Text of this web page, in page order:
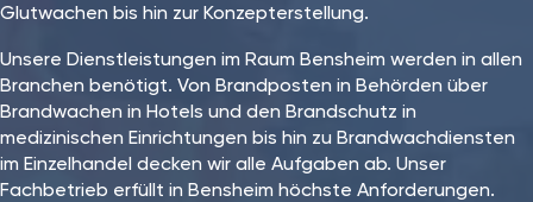
Glutwachen bis hin zur Konzepterstellung.
Unsere Dienstleistungen im Raum Bensheim werden in allen
Branchen benötigt. Von Brandposten in Behörden über
Brandwachen in Hotels und den Brandschutz in
medizinischen Einrichtungen bis hin zu Brandwachdiensten
im Einzelhandel decken wir alle Aufgaben ab. Unser
Fachbetrieb⁠ erfüllt in Bensheim höchste Anforderungen.